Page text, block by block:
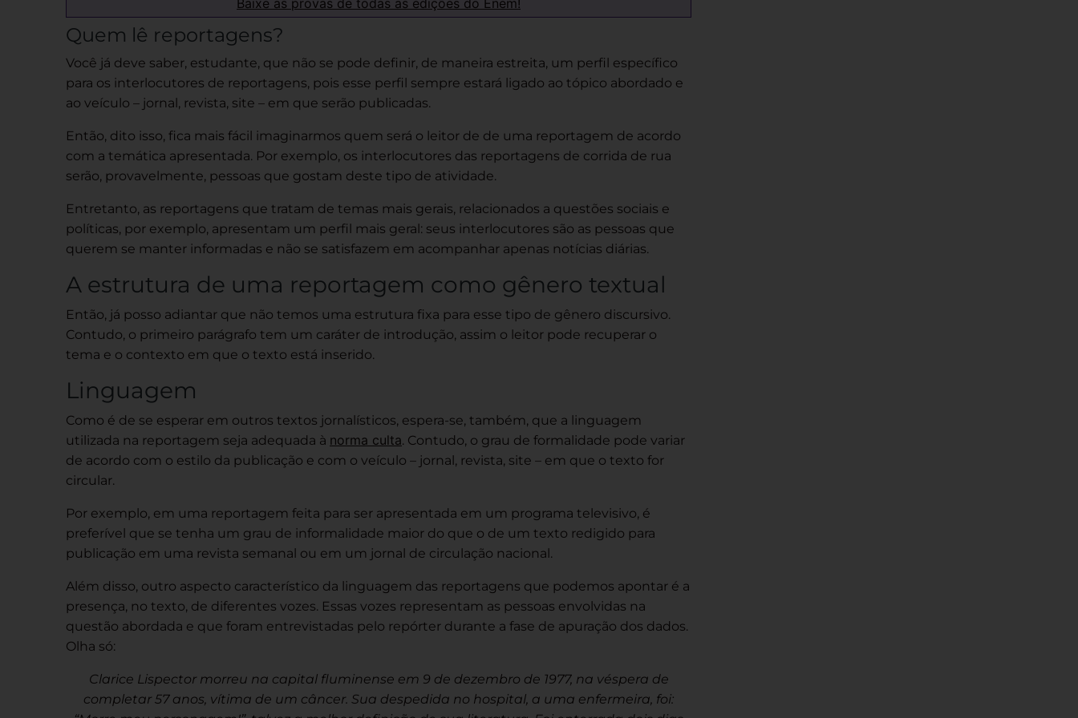
Baixe as provas de todas as edições do Enem!
Quem lê reportagens?
Você já deve saber, estudante, que não se pode definir, de maneira estreita, um perfil específico
para os interlocutores de reportagens, pois esse perfil sempre estará ligado ao tópico abordado e
ao veículo – jornal, revista, site – em que serão publicadas.
Então, dito isso, fica mais fácil imaginarmos quem será o leitor de de uma reportagem de acordo
com a temática apresentada. Por exemplo, os interlocutores das reportagens de corrida de rua
serão, provavelmente, pessoas que gostam deste tipo de atividade.
Entretanto, as reportagens que tratam de temas mais gerais, relacionados a questões sociais e
políticas, por exemplo, apresentam um perfil mais geral: seus interlocutores são as pessoas que
querem se manter informadas e não se satisfazem em acompanhar apenas notícias diárias.
A estrutura de uma reportagem como gênero textual
Então, já posso adiantar que não temos uma estrutura fixa para esse tipo de gênero discursivo.
Contudo, o primeiro parágrafo tem um caráter de introdução, assim o leitor pode recuperar o
tema e o contexto em que o texto está inserido.
Linguagem
Como é de se esperar em outros textos jornalísticos, espera-se, também, que a linguagem
utilizada na reportagem seja adequada à norma culta. Contudo, o grau de formalidade pode variar
de acordo com o estilo da publicação e com o veículo – jornal, revista, site – em que o texto for
circular.
Por exemplo, em uma reportagem feita para ser apresentada em um programa televisivo, é
preferível que se tenha um grau de informalidade maior do que o de um texto redigido para
publicação em uma revista semanal ou em um jornal de circulação nacional.
Além disso, outro aspecto característico da linguagem das reportagens que podemos apontar é a
presença, no texto, de diferentes vozes. Essas vozes representam as pessoas envolvidas na
questão abordada e que foram entrevistadas pelo repórter durante a fase de apuração dos dados.
Olha só:
Clarice Lispectormorreu na capital fluminense em 9 de dezembro de 1977, na véspera de
completar 57 anos, vítima de um câncer. Sua despedida no hospital, a uma enfermeira, foi: